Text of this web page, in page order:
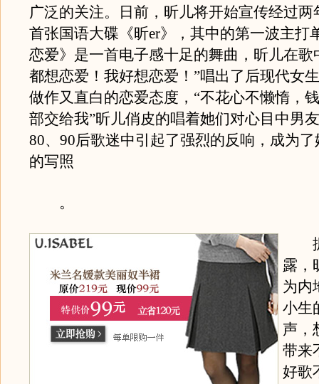
广泛的关注。日前，昕儿将开始宣传经过两
首张国语大碟《昕er》，其中的第一波主打
恋爱》是一首电子感十足的舞曲，昕儿在歌
都想恋爱！我好想恋爱！”唱出了后现代女
做作又直白的恋爱态度，“不花心不懒惰，
部交给我”昕儿俏皮的唱着她们对心目中男
80、90后歌迷中引起了强烈的反响，成为
的写照
。
据
露，
为内
小生
声，
带来
好歌